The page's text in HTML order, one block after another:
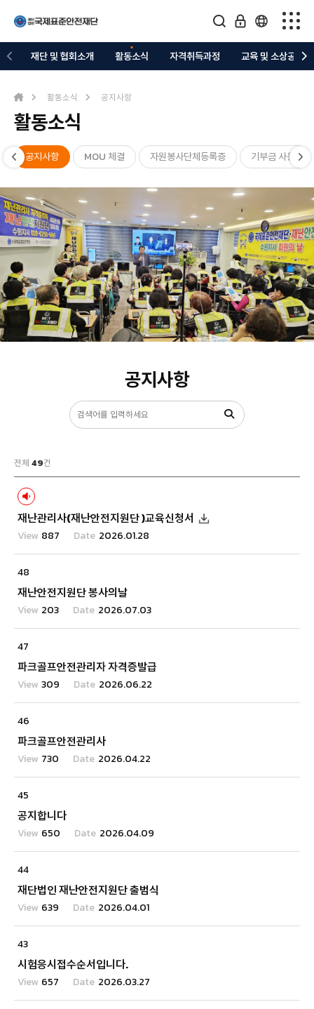
재단 및 협회소개 활동소식 자격취득과정 교육 및 소상공지원
재단 및 협회소개
교육 및 소상공지원
의료복지 지정업체
관련협회/커뮤니티
활동소식 공지사항
활동소식
공지사항 MOU 체결 자원봉사단체등록증 기부금 사용내역
공지사항
전체 49건
재난관리사(재난안전지원단 )교육신청서
887 2026.01.28
48
재난안전지원단 봉사의날
203 2026.07.03
47
파크골프안전관리자 자격증발급
309 2026.06.22
46
파크골프안전관리사
730 2026.04.22
45
공지합니다
650 2026.04.09
44
재단법인 재난안전지원단 출범식
639 2026.04.01
43
시험응시접수순서입니다.
657 2026.03.27